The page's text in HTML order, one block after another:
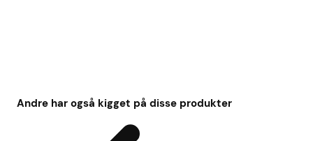
Andre har også kigget på disse produkter